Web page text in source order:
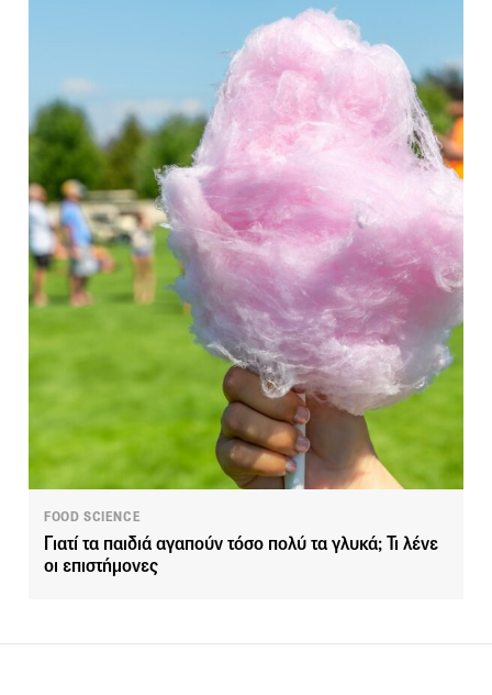
FOOD SCIENCE
Γιατί τα παιδιά αγαπούν τόσο πολύ τα γλυκά; Τι λένε
οι επιστήμονες